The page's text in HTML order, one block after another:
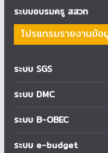
ระบบอบรมครู สสวท
โปรแกรมรายงานข้อ
ระบบ SGS
ระบบ DMC
ระบบ B-OBEC
ระบบ e-budget